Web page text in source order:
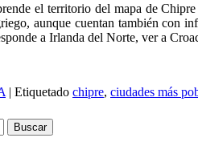
el territorio del mapa de
aunque cuentan también con
a Irlanda del Norte, ver a
| Etiquetado chipre, ciudades más